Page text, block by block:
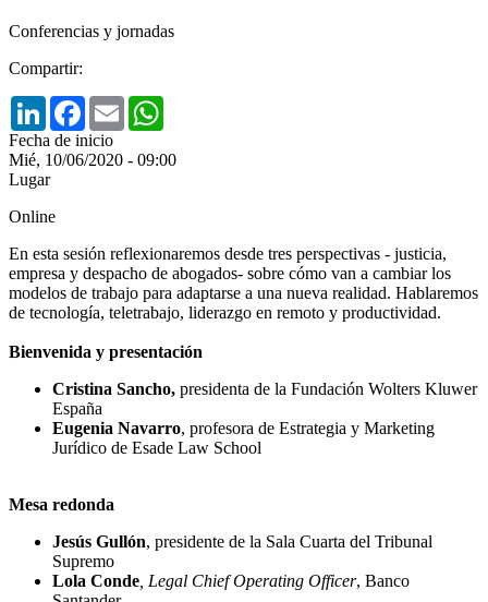
Conferencias y jornadas
Compartir:
LinkedInFacebook
Email
Fecha de inicio
Mié, 10/06/2020 - 09:00
Lugar
Online
En esta sesión reflexionaremos desde tres perspectivas - justicia,
empresa y despacho de abogados- sobre cómo van a cambiar los
modelos de trabajo para adaptarse a una nueva realidad. Hablaremos
de tecnología, teletrabajo, liderazgo en remoto y productividad.
Bienvenida y presentación
Cristina Sancho, presidenta de la Fundación Wolters Kluwer
España
Eugenia Navarro, profesora de Estrategia y Marketing
Jurídico de Esade Law School
Mesa redonda
Jesús Gullón, presidente de la Sala Cuarta del Tribunal
Supremo
Lola Conde Legal Chief Operating Officer, Banco